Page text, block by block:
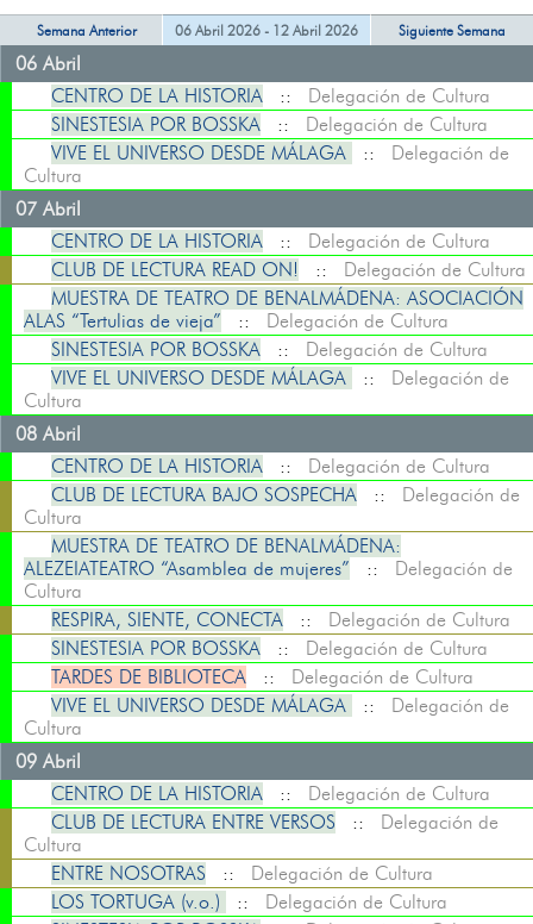
Semana Anterior 06 Abril 2026 - 12 Abril 2026 Siguiente Semana
06 Abril
CENTRO DE LA HISTORIA :: Delegación de Cultura
SINESTESIA POR BOSSKA :: Delegación de Cultura
VIVE EL UNIVERSO DESDE MÁLAGA
:: Delegación de
Cultura
07 Abril
CENTRO DE LA HISTORIA :: Delegación de Cultura
CLUB DE LECTURA READ ON!
:: Delegación de Cultura
MUESTRA DE TEATRO DE BENALMÁDENA: ASOCIACIÓN
ALAS “Tertulias de vieja” :: Delegación de Cultura
SINESTESIA POR BOSSKA :: Delegación de Cultura
VIVE EL UNIVERSO DESDE MÁLAGA
:: Delegación de
Cultura
08 Abril
CENTRO DE LA HISTORIA :: Delegación de Cultura
CLUB DE LECTURA BAJO SOSPECHA :: Delegación de
Cultura
MUESTRA DE TEATRO DE BENALMÁDENA:
ALEZEIATEATRO “Asamblea de mujeres” :: Delegación de
Cultura
RESPIRA, SIENTE, CONECTA :: Delegación de Cultura
SINESTESIA POR BOSSKA :: Delegación de Cultura
TARDES DE BIBLIOTECA :: Delegación de Cultura
VIVE EL UNIVERSO DESDE MÁLAGA
:: Delegación de
Cultura
09 Abril
CENTRO DE LA HISTORIA :: Delegación de Cultura
CLUB DE LECTURA ENTRE VERSOS :: Delegación de
Cultura
ENTRE NOSOTRAS :: Delegación de Cultura
LOS TORTUGA (v.o.)
:: Delegación de Cultura